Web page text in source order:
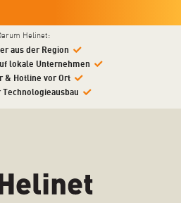
Helinet:
aus der Region
lokale Unternehmen
& Hotline vor Ort
Technologieausbau